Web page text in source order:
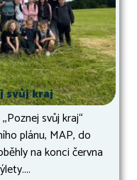
svůj kraj
svůj kraj“
plánu, MAP, do
na konci června